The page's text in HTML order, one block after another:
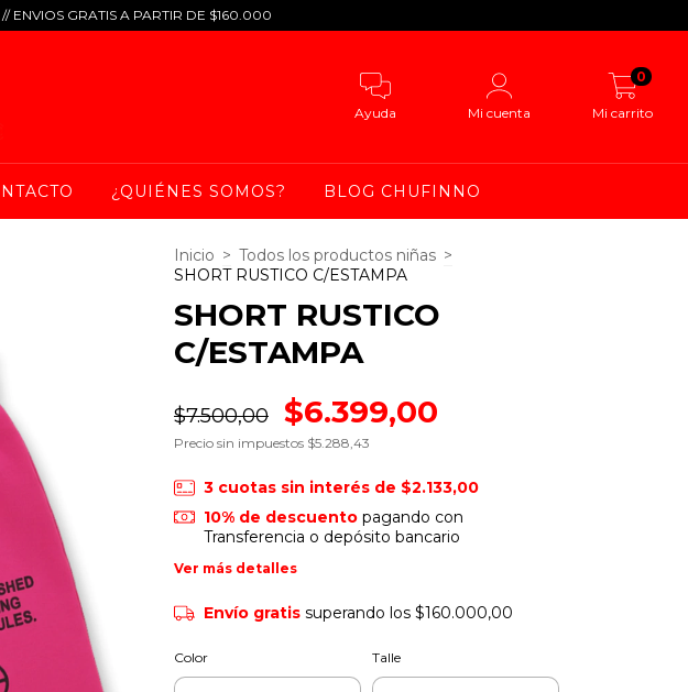
ENVIOS GRATIS A PARTIR DE $160.000
Ayuda Mi cuenta Mi carrito
0
¿QUIÉNES SOMOS? BLOG CHUFINNO
Inicio > Todos los productos niñas >
SHORT RUSTICO C/ESTAMPA
SHORT RUSTICO
C/ESTAMPA
$7.500,00 $6.399,00
Precio sin impuestos $5.288,43
3 cuotas sin interés de $2.133,00
10% de descuentopagando con
Transferencia o depósito bancario
Ver más detalles
Envío gratis superando los $160.000,00
Color Talle